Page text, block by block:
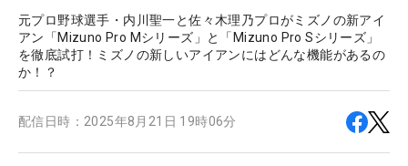
元プロ野球選手・内川聖一と佐々木理乃プロがミズノの新アイ
アン「Mizuno Pro Mシリーズ」と「Mizuno Pro Sシリーズ」
を徹底試打！ミズノの新しいアイアンにはどんな機能があるの
か！？
配信日時： 2025年8月21日 19時06分